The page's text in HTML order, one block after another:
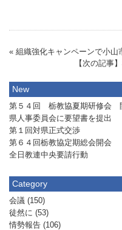
« 組織強化キャンペーンで小山
【次の記事
New
第５４回 栃教協夏期研修会
県人事委員会に要望書を提出
第１回対県正式交渉
第６４回栃教協定期総会開会
全日教連中央要請行動
Category
会議 (150)
徒然に (53)
情勢報告 (106)